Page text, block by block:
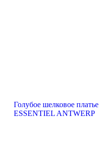
Голубое шелковое платье
ESSENTIEL ANTWERP